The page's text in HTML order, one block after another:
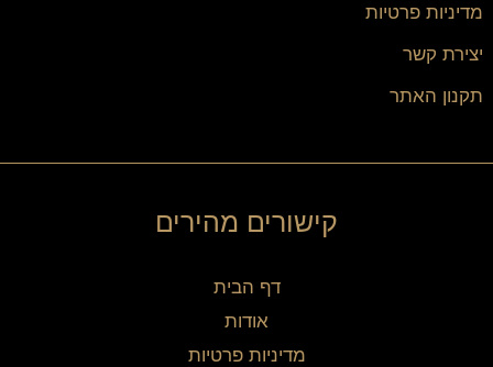
מדיניות פרטיות
יצירת קשר
תקנון האתר
קישורים מהירים
דף הבית
אודות
מדיניות פרטיות